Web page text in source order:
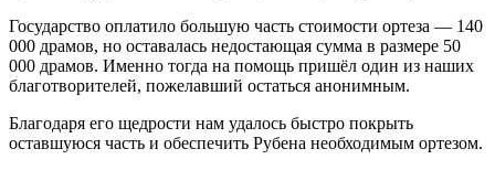
Государство оплатило большую часть стоимости ортеза — 140
000 драмов, но оставалась недостающая сумма в размере 50
000 драмов. Именно тогда на помощь пришёл один из наших
благотворителей, пожелавший остаться анонимным.
Благодаря его щедрости нам удалось быстро покрыть
оставшуюся часть и обеспечить Рубена необходимым ортезом.